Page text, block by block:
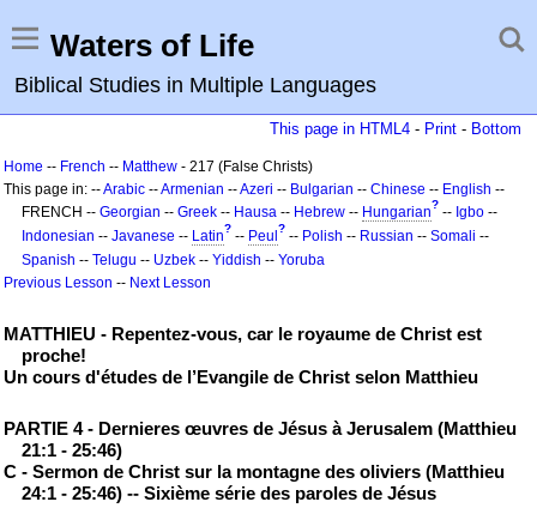
Waters of Life
Biblical Studies in Multiple Languages
This page in HTML4 - Print - Bottom
Home -- French -- Matthew - 217 (False Christs)
This page in: --Arabic --Armenian --Azeri -- Bulgarian -- Chinese -- English --
FRENCH -- Georgian -- Greek -- Hausa -- Hebrew -- Hungarian? -- Igbo --
Indonesian -- Javanese -- Latin? -- Peul ? -- Polish -- Russian -- Somali --
Spanish -- Telugu -- Uzbek -- Yiddish -- Yoruba
Previous Lesson -- Next Lesson
MATTHIEU - Repentez-vous, car le royaume de Christ est
proche!
Un cours d'études de l’Evangile de Christ selon Matthieu
PARTIE 4 - Dernieres œuvres de Jésus à Jerusalem (Matthieu
21:1 - 25:46)
C - Sermon de Christ sur la montagne des oliviers (Matthieu
24:1 - 25:46) -- Sixième série des paroles de Jésus